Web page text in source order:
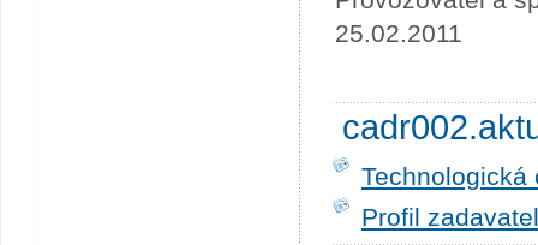
25.02.2011
Technologická
Profil